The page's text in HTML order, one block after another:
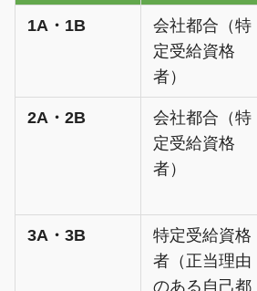
1A・1B
会社都合（特
定受給資格
者）
2A・2B
会社都合（特
定受給資格
者）
3A・3B
特定受給資格
者（正当理由
のある自己都